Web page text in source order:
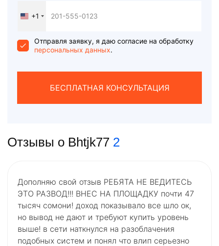
United
+1
+1
Отправля заявку, я даю согласие на обработку
персональных данных.
БЕСПЛАТНАЯ КОНСУЛЬТАЦИЯ
Отзывы о Bhtjk77 2
Дополняю свой отзыв РЕБЯТА НЕ ВЕДИТЕСЬ
ЭТО РАЗВОД!!! ВНЕС НА ПЛОЩАДКУ почти 47
тысяч сомони! доход показывало все шло ок,
но вывод не дают и требуют купить уровень
выше! в сети наткнулся на разоблачения
подобных систем и понял что влип серьезно